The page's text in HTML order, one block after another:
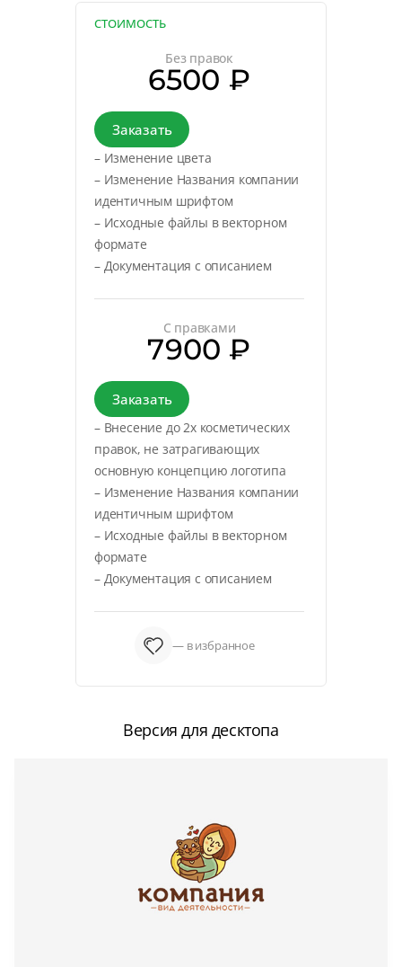
СТОИМОСТЬ
Без правок
6500 ₽
Заказать
– Изменение цвета
– Изменение Названия компании
идентичным шрифтом
– Исходные файлы в векторном
формате
– Документация с описанием
С правками
7900 ₽
Заказать
– Внесение до 2х косметических
правок, не затрагивающих
основную концепцию логотипа
– Изменение Названия компании
идентичным шрифтом
– Исходные файлы в векторном
формате
– Документация с описанием
— в избранное
Версия для десктопа